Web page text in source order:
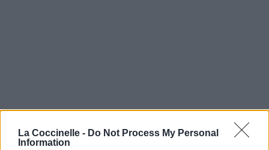
La Coccinelle - Do Not Process My Personal
Information